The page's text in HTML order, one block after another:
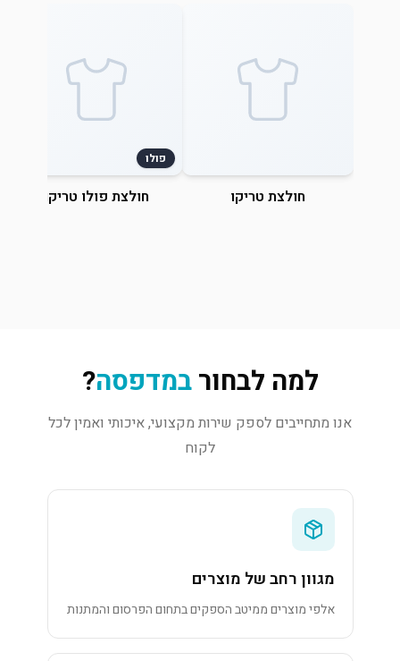
חולצת טריקו
פולו
חולצת פולו טריקו
למה לבחורבמדפסה?
אנו מתחייבים לספק שירות מקצועי, איכותי ואמין לכל
לקוח
מגוון רחב של מוצרים
אלפי מוצרים ממיטב הספקים בתחום הפרסום והמתנות